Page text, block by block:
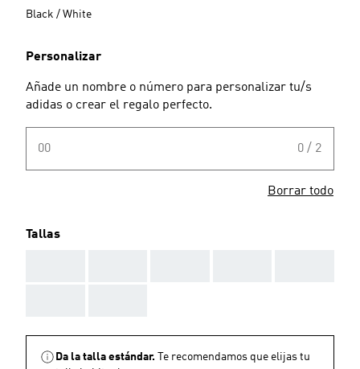
Black / White
Personalizar
Añade un nombre o número para personalizar tu/s
adidas o crear el regalo perfecto.
00 0 / 2
Borrar todo
Tallas
Da la talla estándar.
Te recomendamos que elijas tu